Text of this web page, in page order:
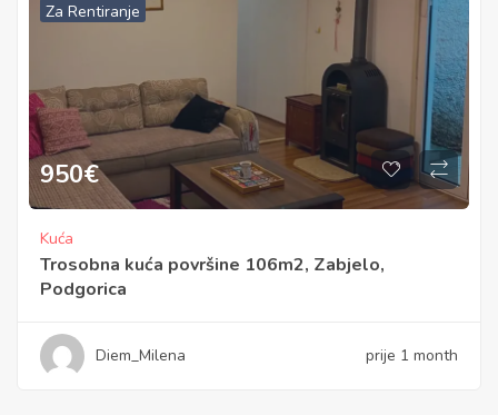
Za Rentiranje
950€
Kuća
Trosobna kuća površine 106m2, Zabjelo,
Podgorica
Diem_Milena prije 1 month